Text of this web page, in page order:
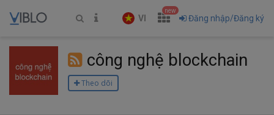
VI
new
Đăng nhập/Đăng ký
công nghệ blockchain
Theo dõi